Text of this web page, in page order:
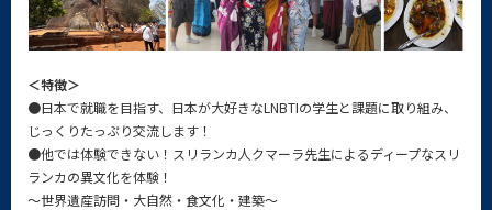
＜特徴＞
●日本で就職を目指す、日本が大好きなLNBTIの学生と課題に取り組み、
じっくりたっぷり交流します！
●他では体験できない！スリランカ人クマーラ先生によるディープなスリ
ランカの異文化を体験！
～世界遺産訪問・大自然・食文化・建築～